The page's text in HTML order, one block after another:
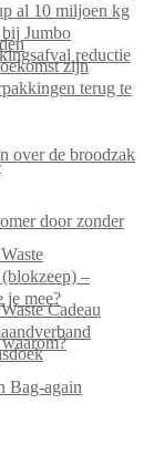
al 10 miljoen kg
Jumbo
reductie
zijn
terug te
over de broodzak
door zonder
–
je mee?
Cadeau
Bag-again